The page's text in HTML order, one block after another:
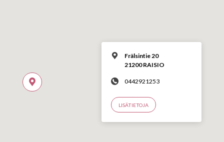
Frälsintie 20
21200 RAISIO
0442921253
LISÄTIETOJA